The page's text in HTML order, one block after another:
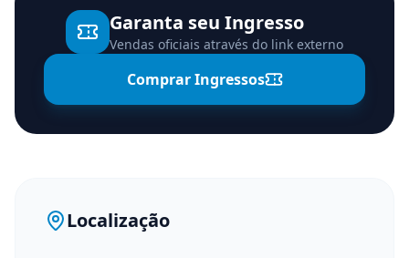
Garanta seu Ingresso
Vendas oficiais através do link externo
Comprar Ingressos
Localização